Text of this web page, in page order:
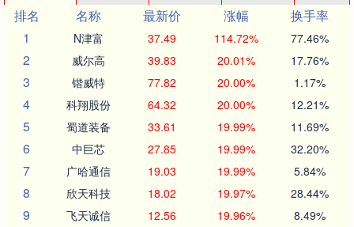
排名
名称 最新价 涨幅
换手率
1
N津富 37.49 114.72% 77.46%
2 威尔高 39.83 20.01% 17.76%
3 锴威特 77.82 20.00% 1.17%
4 科翔股份 64.32 20.00% 12.21%
5 蜀道装备 33.61 19.99% 11.69%
6 中巨芯 27.85 19.99% 32.20%
7 广哈通信 19.03 19.99% 5.84%
8 欣天科技 18.02 19.97% 28.44%
9 飞天诚信 12.56 19.96% 8.49%